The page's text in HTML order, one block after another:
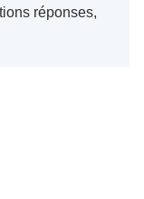
réponses,